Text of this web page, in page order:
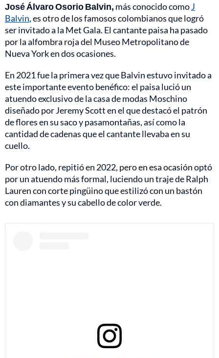
José Álvaro Osorio Balvin, más conocido comoJ
Balvin, es otro de los famosos colombianos que logró
ser invitado a la Met Gala. El cantante paisa ha pasado
por la alfombra roja del Museo Metropolitano de
Nueva York en dos ocasiones.
En 2021 fue la primera vez que Balvin estuvo invitado a
este importante evento benéfico: el paisa lució un
atuendo exclusivo de la casa de modas Moschino
diseñado por Jeremy Scott en el que destacó el patrón
de flores en su saco y pasamontañas, así como la
cantidad de cadenas que el cantante llevaba en su
cuello.
Por otro lado, repitió en 2022, pero en esa ocasión optó
por un atuendo más formal, luciendo un traje de Ralph
Lauren con corte pingüino que estilizó con un bastón
con diamantes y su cabello de color verde.